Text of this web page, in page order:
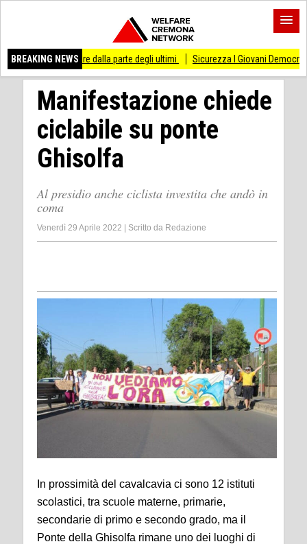
BREAKING NEWS
di stare dalla parte degli ultimi Sicurezza I Giovani Democratici
Manifestazione chiede
ciclabile su ponte
Ghisolfa
Al presidio anche ciclista investita che andò in
coma
Venerdì 29 Aprile 2022 Scritto da Redazione
In prossimità del cavalcavia ci sono 12 istituti
scolastici, tra scuole materne, primarie,
secondarie di primo e secondo grado, ma il
Ponte della Ghisolfa rimane uno dei luoghi di